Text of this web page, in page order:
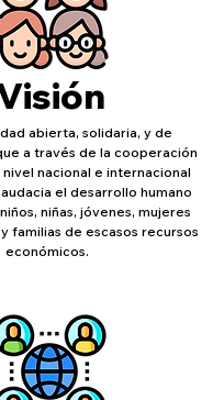
abierta, solidaria, y de
a través de la cooperación
nacional e internacional
el desarrollo humano
niñas, jóvenes, mujeres
familias de escasos recursos
económicos.